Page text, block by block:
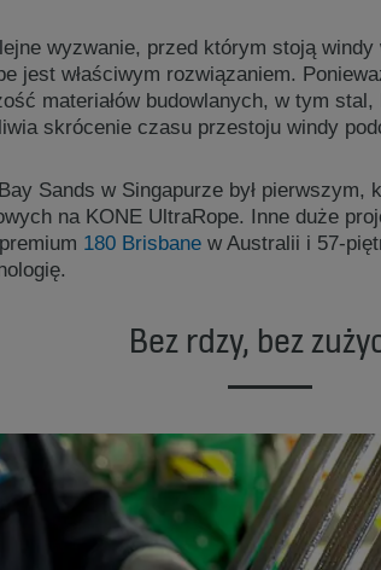
wyzwanie, przed którym stoją
jest właściwym rozwiązaniem.
materiałów budowlanych, w tym
skrócenie czasu przestoju windy
Sands w Singapurze był pierwszym,
na KONE UltraRope. Inne duże
180 Brisbane w Australii i 57-
Bez rdzy, bez